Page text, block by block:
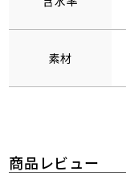
素材
商品レビュー